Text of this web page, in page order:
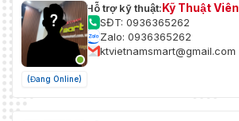
(Đang Online)
Hỗ trợ kỹ thuật:Kỹ Thuật Viên
SĐT: 0936365262
Zalo: 0936365262
ktvietnamsmart@gmail.com